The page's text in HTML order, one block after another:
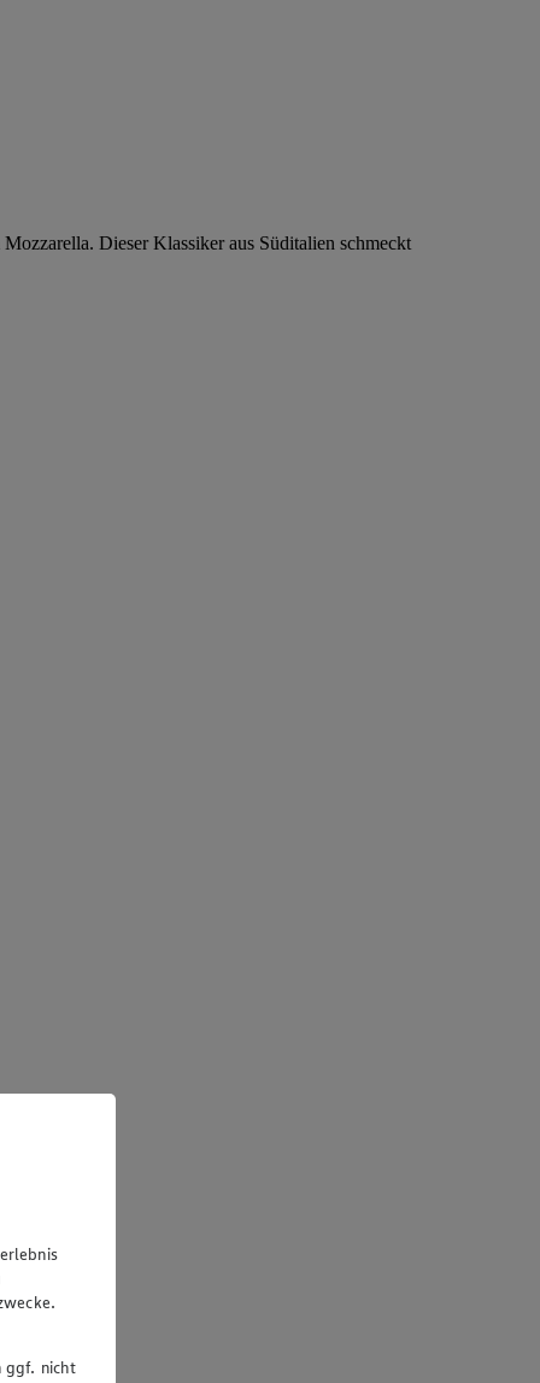
Dieser Klassiker aus Süditalien schmeckt
ggf. nicht